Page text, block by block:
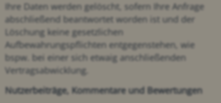
Ihre Daten werden gelöscht, sofern Ihre Anfrage
abschließend beantwortet worden ist und der
Löschung keine gesetzlichen
Aufbewahrungspflichten entgegenstehen, wie
bspw. bei einer sich etwaig anschließenden
Vertragsabwicklung.
Nutzerbeiträge, Kommentare und Bewertungen